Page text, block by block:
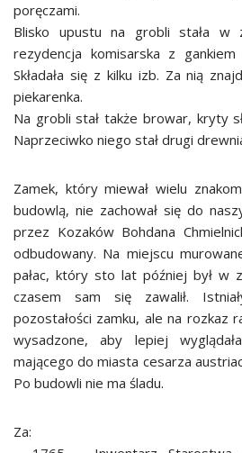
poręczami.
Blisko upustu na grobli stała w
rezydencja komisarska z gankiem
Składała się z kilku izb. Za nią
piekarenka.
Na grobli stał także browar, kryty
Naprzeciwko niego stał drugi
Zamek, który miewał wielu
budowlą, nie zachował się do
przez Kozaków Bohdana
odbudowany. Na miejscu
pałac, który sto lat później był w
czasem sam się zawalił.
pozostałości zamku, ale na rozkaz
wysadzone, aby lepiej
mającego do miasta cesarza
Po budowli nie ma śladu.
Za: